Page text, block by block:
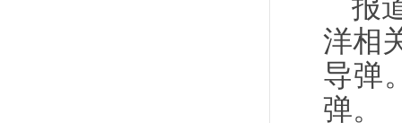
报
洋相
导弹
弹。